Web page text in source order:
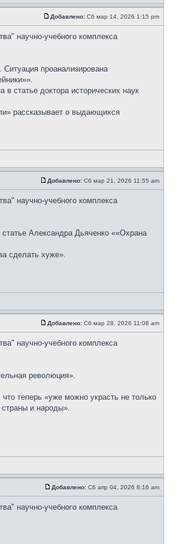
Добавлено: Сб мар 14, 2026 1:15 pm
научно-учебного комплекса
Ситуация проанализирована
статье доктора исторических наук
рассказывает о выдающихся
Добавлено: Сб мар 21, 2026 11:55 am
научно-учебного комплекса
Александра Дьяченко ««Охрана
сделать хуже».
Добавлено: Сб мар 28, 2026 11:08 am
научно-учебного комплекса
революция».
теперь «уже можно украсть не только
и народы».
Добавлено: Сб апр 04, 2026 8:16 am
научно-учебного комплекса